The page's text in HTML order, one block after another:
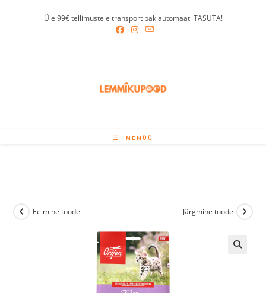
Üle 99€ tellimustele transport pakiautomaati TASUTA!
MENÜÜ
Eelmine toode Järgmine toode